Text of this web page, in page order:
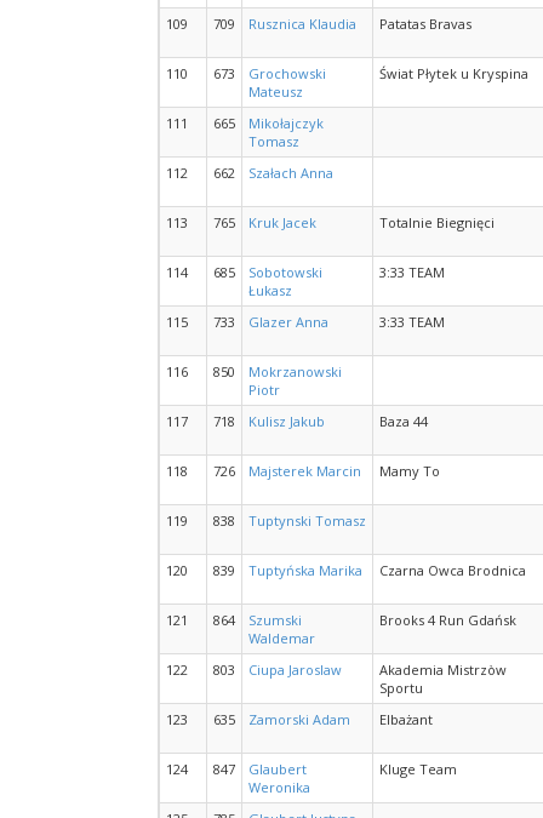
109 709 Rusznica Klaudia Patatas Bravas
110 673
Grochowski
Mateusz
Świat Płytek u Kryspina
111 665
Mikołajczyk
Tomasz
112
662 Szałach Anna
113 765 Kruk Jacek Totalnie Biegnięci
114 685
Sobotowski
Łukasz
3:33 TEAM
115 733 Glazer Anna 3:33 TEAM
116 850
Mokrzanowski
Piotr
117
718 Kulisz Jakub Baza 44
118 726 Majsterek Marcin Mamy To
119 838 Tuptynski Tomasz
120 839 Tuptyńska Marika Czarna Owca Brodnica
121 864
Szumski
Waldemar
Brooks 4 Run Gdańsk
122 803 Ciupa Jaroslaw
Akademia Mistrzòw
Sportu
123
635 Zamorski Adam Elbażant
124 847
Glaubert
Weronika
Kluge Team